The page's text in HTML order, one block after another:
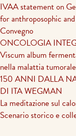
IVAA statement on
for anthroposophic
Convegno
ONCOLOGIA
Viscum album
nella malattia tumorale
150 ANNI DALLA
DI ITA WEGMAN
La meditazione sul
Scenario storico e